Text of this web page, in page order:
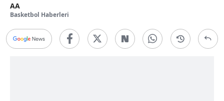
AA
Basketbol Haberleri